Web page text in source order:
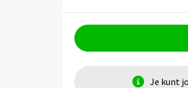
Je kunt